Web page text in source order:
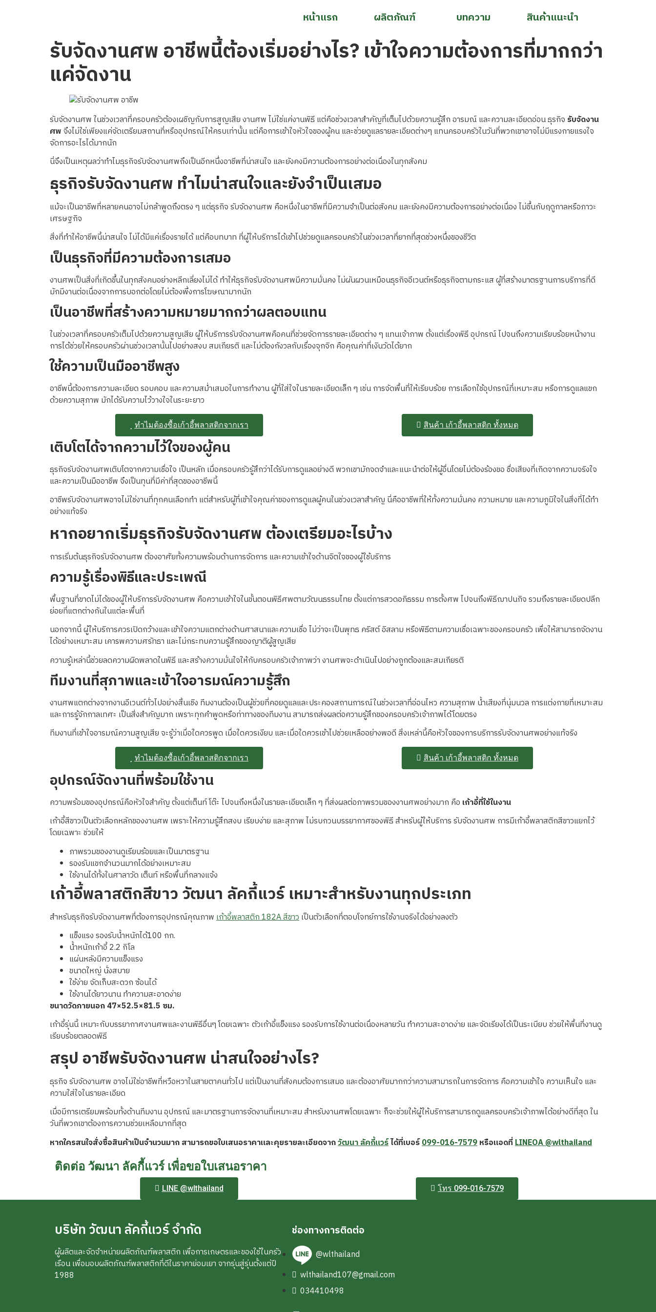
หน้าแรก ผลิตภัณฑ์ บทความ สินค้าแนะนำ
รับจัดงานศพ อาชีพนี้ต้องเริ่มอย่างไร? เข้าใจความต้องการที่มากกว่า
แค่จัดงาน
รับจัดงานศพ ในช่วงเวลาที่ครอบครัวต้องเผชิญกับการสูญเสีย งานศพ ไม่ใช่แค่งานพิธี แต่คือช่วงเวลาสำคัญที่เต็มไปด้วยความรู้สึก อารมณ์ และความละเอียดอ่อน ธุรกิจ รับจัดงาน
ศพจึงไม่ใช่เพียงแค่จัดเตรียมสถานที่หรืออุปกรณ์ให้ครบเท่านั้น แต่คือการเข้าใจหัวใจของผู้คน และช่วยดูแลรายละเอียดต่างๆ แทนครอบครัวในวันที่พวกเขาอาจไม่มีแรงกายแรงใจ
จัดการอะไรได้มากนัก
นี่จึงเป็นเหตุผลว่าทำไมธุรกิจรับจัดงานศพถึงเป็นอีกหนึ่งอาชีพที่น่าสนใจ และยังคงมีความต้องการอย่างต่อเนื่องในทุกสังคม
ธุรกิจรับจัดงานศพ ทำไมน่าสนใจและยังจำเป็นเสมอ
แม้จะเป็นอาชีพที่หลายคนอาจไม่กล้าพูดถึงตรง ๆ แต่ธุรกิจ รับจัดงานศพ คือหนึ่งในอาชีพที่มีความจำเป็นต่อสังคม และยังคงมีความต้องการอย่างต่อเนื่อง ไม่ขึ้นกับฤดูกาลหรือภาวะ
เศรษฐกิจ
สิ่งที่ทำให้อาชีพนี้น่าสนใจ ไม่ได้มีแค่เรื่องรายได้ แต่คือบทบาท ที่ผู้ให้บริการได้เข้าไปช่วยดูแลครอบครัวในช่วงเวลาที่ยากที่สุดช่วงหนึ่งของชีวิต
เป็นธุรกิจที่มีความต้องการเสมอ
งานศพเป็นสิ่งที่เกิดขึ้นในทุกสังคมอย่างหลีกเลี่ยงไม่ได้ ทำให้ธุรกิจรับจัดงานศพมีความมั่นคง ไม่ผันผวนเหมือนธุรกิจอีเวนต์หรือธุรกิจตามกระแส ผู้ที่สร้างมาตรฐานการบริการที่ดี
มักมีงานต่อเนื่องจากการบอกต่อโดยไม่ต้องพึ่งการโฆษณามากนัก
เป็นอาชีพที่สร้างความหมายมากกว่าผลตอบแทน
ในช่วงเวลาที่ครอบครัวเต็มไปด้วยความสูญเสีย ผู้ให้บริการรับจัดงานศพคือคนที่ช่วยจัดการรายละเอียดต่าง ๆ แทนเจ้าภาพ ตั้งแต่เรื่องพิธี อุปกรณ์ ไปจนถึงความเรียบร้อยหน้างาน
การได้ช่วยให้ครอบครัวผ่านช่วงเวลานั้นไปอย่างสงบ สมเกียรติ และไม่ต้องกังวลกับเรื่องจุกจิก คือคุณค่าที่เงินวัดได้ยาก
ใช้ความเป็นมืออาชีพสูง
อาชีพนี้ต้องการความละเอียด รอบคอบ และความสม่ำเสมอในการทำงาน ผู้ที่ใส่ใจในรายละเอียดเล็ก ๆ เช่น การจัดพื้นที่ให้เรียบร้อย การเลือกใช้อุปกรณ์ที่เหมาะสม หรือการดูแลแขก
ด้วยความสุภาพ มักได้รับความไว้วางใจในระยะยาว
ทำไมต้องซื้อเก้าอี้พลาสติกจากเรา สินค้า เก้าอี้พลาสติก ทั้งหมด
เติบโตได้จากความไว้ใจของผู้คน
ธุรกิจรับจัดงานศพเติบโตจากความเชื่อใจ เป็นหลัก เมื่อครอบครัวรู้สึกว่าได้รับการดูแลอย่างดี พวกเขามักจดจำและแนะนำต่อให้ผู้อื่นโดยไม่ต้องร้องขอ ชื่อเสียงที่เกิดจากความจริงใจ
และความเป็นมืออาชีพ จึงเป็นทุนที่มีค่าที่สุดของอาชีพนี้
อาชีพรับจัดงานศพอาจไม่ใช่งานที่ทุกคนเลือกทำ แต่สำหรับผู้ที่เข้าใจคุณค่าของการดูแลผู้คนในช่วงเวลาสำคัญ นี่คืออาชีพที่ให้ทั้งความมั่นคง ความหมาย และความภูมิใจในสิ่งที่ได้ทำ
อย่างแท้จริง
หากอยากเริ่มธุรกิจรับจัดงานศพ ต้องเตรียมอะไรบ้าง
การเริ่มต้นธุรกิจรับจัดงานศพ ต้องอาศัยทั้งความพร้อมด้านการจัดการ และความเข้าใจด้านจิตใจของผู้ใช้บริการ
ความรู้เรื่องพิธีและประเพณี
พื้นฐานที่ขาดไม่ได้ของผู้ให้บริการรับจัดงานศพ คือความเข้าใจในขั้นตอนพิธีศพตามวัฒนธรรมไทย ตั้งแต่การสวดอภิธรรม การตั้งศพ ไปจนถึงพิธีฌาปนกิจ รวมถึงรายละเอียดปลีก
ย่อยที่แตกต่างกันในแต่ละพื้นที่
นอกจากนี้ ผู้ให้บริการควรเปิดกว้างและเข้าใจความแตกต่างด้านศาสนาและความเชื่อ ไม่ว่าจะเป็นพุทธ คริสต์ อิสลาม หรือพิธีตามความเชื่อเฉพาะของครอบครัว เพื่อให้สามารถจัดงาน
ได้อย่างเหมาะสม เคารพความศรัทธา และไม่กระทบความรู้สึกของญาติผู้สูญเสีย
ความรู้เหล่านี้ช่วยลดความผิดพลาดในพิธี และสร้างความมั่นใจให้กับครอบครัวเจ้าภาพว่า งานศพจะดำเนินไปอย่างถูกต้องและสมเกียรติ
ทีมงานที่สุภาพและเข้าใจอารมณ์ความรู้สึก
งานศพแตกต่างจากงานอีเวนต์ทั่วไปอย่างสิ้นเชิง ทีมงานต้องเป็นผู้ช่วยที่คอยดูแลและประคองสถานการณ์ในช่วงเวลาที่อ่อนไหว ความสุภาพ น้ำเสียงที่นุ่มนวล การแต่งกายที่เหมาะสม
และการรู้จักกาลเทศะ เป็นสิ่งสำคัญมาก เพราะทุกคำพูดหรือท่าทางของทีมงาน สามารถส่งผลต่อความรู้สึกของครอบครัวเจ้าภาพได้โดยตรง
ทีมงานที่เข้าใจอารมณ์ความสูญเสีย จะรู้ว่าเมื่อใดควรพูด เมื่อใดควรเงียบ และเมื่อใดควรเข้าไปช่วยเหลืออย่างพอดี สิ่งเหล่านี้คือหัวใจของการบริการรับจัดงานศพอย่างแท้จริง
ทำไมต้องซื้อเก้าอี้พลาสติกจากเรา สินค้า เก้าอี้พลาสติก ทั้งหมด
อุปกรณ์จัดงานที่พร้อมใช้งาน
ความพร้อมของอุปกรณ์คือหัวใจสำคัญ ตั้งแต่เต็นท์ โต๊ะ ไปจนถึงหนึ่งในรายละเอียดเล็ก ๆ ที่ส่งผลต่อภาพรวมของงานศพอย่างมาก คือ เก้าอี้ที่ใช้ในงาน
เก้าอี้สีขาวเป็นตัวเลือกหลักของงานศพ เพราะให้ความรู้สึกสงบ เรียบง่าย และสุภาพ ไม่รบกวนบรรยากาศของพิธี สำหรับผู้ให้บริการ รับจัดงานศพ การมีเก้าอี้พลาสติกสีขาวแยกไว้
โดยเฉพาะ ช่วยให้
ภาพรวมของงานดูเรียบร้อยและเป็นมาตรฐาน
รองรับแขกจำนวนมากได้อย่างเหมาะสม
ใช้งานได้ทั้งในศาลาวัด เต็นท์ หรือพื้นที่กลางแจ้ง
เก้าอี้พลาสติกสีขาว วัฒนา ลัคกี้แวร์ เหมาะสำหรับงานทุกประเภท
สำหรับธุรกิจรับจัดงานศพที่ต้องการอุปกรณ์คุณภาพเก้าอี้พลาสติก 182A สีขาวเป็นตัวเลือกที่ตอบโจทย์การใช้งานจริงได้อย่างลงตัว
แข็งแรง รองรับน้ำหนักได้100 กก.
น้ำหนักเก้าอี้ 2.2 กิโล
แผ่นหลังมีความแข็งแรง
ขนาดใหญ่ นั่งสบาย
ใช้ง่าย จัดเก็บสะดวก ซ้อนได้
ใช้งานได้ยาวนาน ทำความสะอาดง่าย
ขนาดวัดภายนอก 47×52.5×81.5 ซม.
เก้าอี้รุ่นนี้ เหมาะกับบรรยากาศงานศพและงานพิธีอื่นๆ โดยเฉพาะ ตัวเก้าอี้แข็งแรง รองรับการใช้งานต่อเนื่องหลายวัน ทำความสะอาดง่าย และจัดเรียงได้เป็นระเบียบ ช่วยให้พื้นที่งานดู
เรียบร้อยตลอดพิธี
สรุป อาชีพรับจัดงานศพ น่าสนใจอย่างไร?
ธุรกิจ รับจัดงานศพ อาจไม่ใช่อาชีพที่หวือหวาในสายตาคนทั่วไป แต่เป็นงานที่สังคมต้องการเสมอ และต้องอาศัยมากกว่าความสามารถในการจัดการ คือความเข้าใจ ความเห็นใจ และ
ความใส่ใจในรายละเอียด
เมื่อมีการเตรียมพร้อมทั้งด้านทีมงาน อุปกรณ์ และมาตรฐานการจัดงานที่เหมาะสม สำหรับงานศพโดยเฉพาะ ก็จะช่วยให้ผู้ให้บริการสามารถดูแลครอบครัวเจ้าภาพได้อย่างดีที่สุด ใน
วันที่พวกเขาต้องการความช่วยเหลือมากที่สุด
หากใครสนใจสั่งซื้อสินค้าเป็นจำนวนมาก สามารถขอใบเสนอราคาและคุยรายละเอียดจากวัฒนา ลัคกี้แวร์ได้ที่เบอร์099-016-7579หรือแอดที่LINEOA @wlthailand
ติดต่อ วัฒนา ลัคกี้แวร์ เพื่อขอใบเสนอราคา
LINE @wlthailand โทร 099-016-7579
บริษัท วัฒนา ลัคกี้แวร์ จำกัด
ผู้ผลิตและจัดจำหน่ายผลิตภัณฑ์พลาสติก เพื่อการเกษตรและของใช้ในครัว
เรือน เพื่อมอบผลิตภัณฑ์พลาสติกที่ดีในราคาย่อมเยา จากรุ่นสู่รุ่นตั้งแต่ปี
1988
ช่องทางการติดต่อ
@wlthailand
wlthailand107@gmail.com
034410498